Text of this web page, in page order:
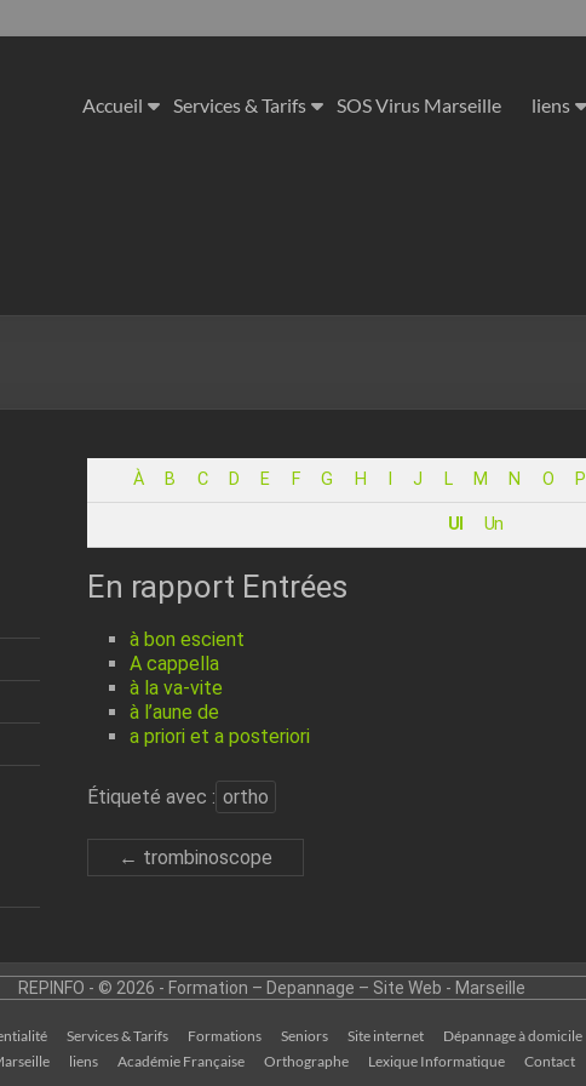
Accueil Services & Tarifs SOS Virus Marseille liens
À B C D E F G H J L M N O P
Ul Un
En rapport Entrées
à bon escient
A cappella
à la va-vite
à l’aune de
a priori et a posteriori
Étiqueté avec : ortho
← trombinoscope
REPINFO - © 2026 - Formation – Depannage – Site Web - Marseille
Services & Tarifs Formations Seniors Site internet Dépannage à domicile
liens Académie Française Orthographe Lexique Informatique Contact